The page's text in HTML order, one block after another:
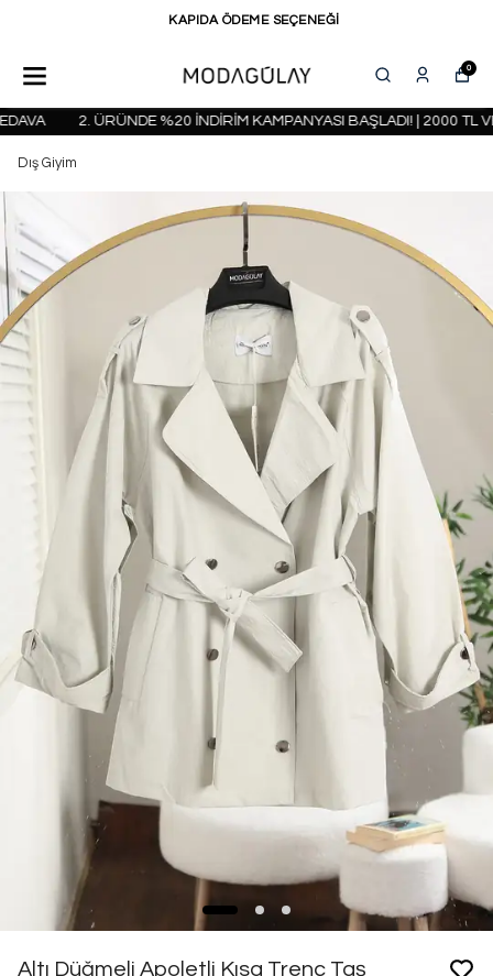
KAPIDA ÖDEME SEÇENEĞİ
0
2. ÜRÜNDE %20 İNDİRİM KAMPANYASI BAŞLADI! | 2000 TL VE
Dış Giyim
Altı Düğmeli Apoletli Kısa Trenç Taş